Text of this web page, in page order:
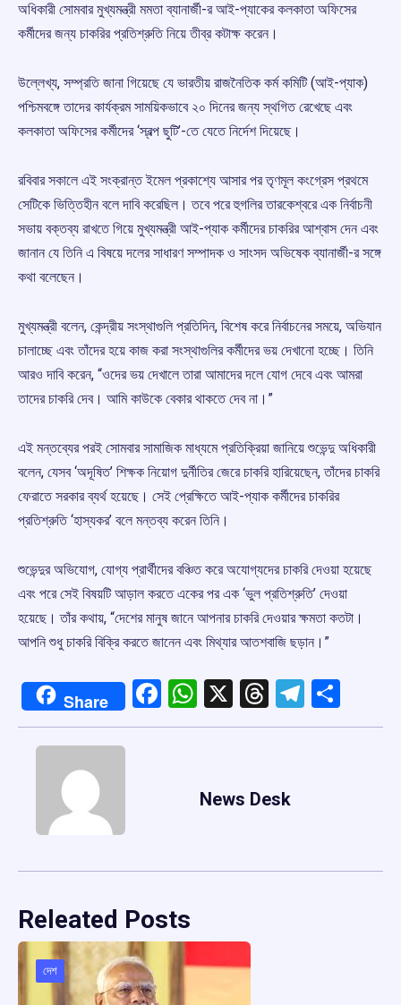
অধিকারী সোমবার মুখ্যমন্ত্রী মমতা ব্যানার্জী-র আই-প্যাকের কলকাতা অফিসের
কর্মীদের জন্য চাকরির প্রতিশ্রুতি নিয়ে তীব্র কটাক্ষ করেন।
উল্লেখ্য, সম্প্রতি জানা গিয়েছে যে ভারতীয় রাজনৈতিক কর্ম কমিটি (আই-প্যাক)
পশ্চিমবঙ্গে তাদের কার্যক্রম সাময়িকভাবে ২০ দিনের জন্য স্থগিত রেখেছে এবং
কলকাতা অফিসের কর্মীদের ‘স্বল্প ছুটি’-তে যেতে নির্দেশ দিয়েছে।
রবিবার সকালে এই সংক্রান্ত ইমেল প্রকাশ্যে আসার পর তৃণমূল কংগ্রেস প্রথমে
সেটিকে ভিত্তিহীন বলে দাবি করেছিল। তবে পরে হুগলির তারকেশ্বরে এক নির্বাচনী
সভায় বক্তব্য রাখতে গিয়ে মুখ্যমন্ত্রী আই-প্যাক কর্মীদের চাকরির আশ্বাস দেন এবং
জানান যে তিনি এ বিষয়ে দলের সাধারণ সম্পাদক ও সাংসদ অভিষেক ব্যানার্জী-র সঙ্গে
কথা বলেছেন।
মুখ্যমন্ত্রী বলেন, কেন্দ্রীয় সংস্থাগুলি প্রতিদিন, বিশেষ করে নির্বাচনের সময়ে, অভিযান
চালাচ্ছে এবং তাঁদের হয়ে কাজ করা সংস্থাগুলির কর্মীদের ভয় দেখানো হচ্ছে। তিনি
আরও দাবি করেন, “ওদের ভয় দেখালে তারা আমাদের দলে যোগ দেবে এবং আমরা
তাদের চাকরি দেব। আমি কাউকে বেকার থাকতে দেব না।”
এই মন্তব্যের পরই সোমবার সামাজিক মাধ্যমে প্রতিক্রিয়া জানিয়ে শুভেন্দু অধিকারী
বলেন, যেসব ‘অদূষিত’ শিক্ষক নিয়োগ দুর্নীতির জেরে চাকরি হারিয়েছেন, তাঁদের চাকরি
ফেরাতে সরকার ব্যর্থ হয়েছে। সেই প্রেক্ষিতে আই-প্যাক কর্মীদের চাকরির
প্রতিশ্রুতি ‘হাস্যকর’ বলে মন্তব্য করেন তিনি।
শুভেন্দুর অভিযোগ, যোগ্য প্রার্থীদের বঞ্চিত করে অযোগ্যদের চাকরি দেওয়া হয়েছে
এবং পরে সেই বিষয়টি আড়াল করতে একের পর এক ‘ভুল প্রতিশ্রুতি’ দেওয়া
হয়েছে। তাঁর কথায়, “দেশের মানুষ জানে আপনার চাকরি দেওয়ার ক্ষমতা কতটা।
আপনি শুধু চাকরি বিক্রি করতে জানেন এবং মিথ্যার আতশবাজি ছড়ান।”
Share Facebook
WhatsApp
X Threads
News Desk
Releated Posts
দেশ